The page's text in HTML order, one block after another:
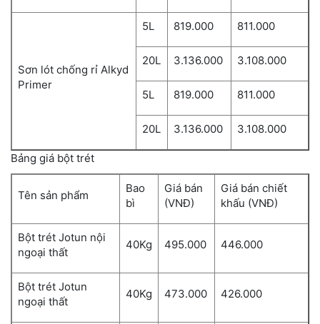
Sơn lót chống rỉ Alkyd
Primer
5L 819.000 811.000
20L 3.136.000 3.108.000
5L 819.000 811.000
20L 3.136.000 3.108.000
Bảng giá bột trét
Tên sản phẩm
Bao
bì
Giá bán
(VNĐ)
Giá bán chiết
khấu (VNĐ)
Bột trét Jotun nội
ngoại thất
40Kg 495.000 446.000
Bột trét Jotun
ngoại thất
40Kg 473.000 426.000